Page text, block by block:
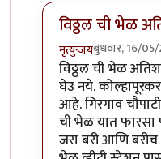
विठ्ठल ची भेळ
मृत्युन्जयबुधवार, 16/
In reply toसहमत
विठ्ठल ची भेळ
घेउ नये.
आहे. गिरगाव
ची भेळ यात फारसा
जरा बरी आणि